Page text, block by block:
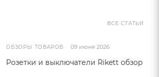
ВСЕ СТАТЬИ
ОБЗОРЫ ТОВАРОВ 09 июня 2026
Розетки и выключатели Rikett обзор